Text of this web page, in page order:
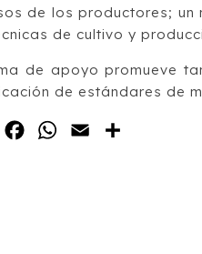
de los productores; un
de cultivo y
de apoyo promueve
de estándares de
X FacebookWhatsApp
Email